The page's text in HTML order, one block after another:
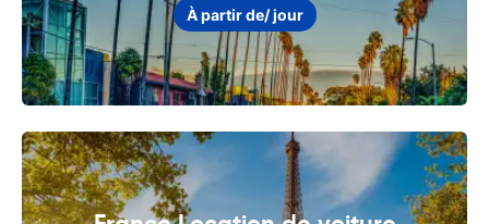
À partir de/ jour